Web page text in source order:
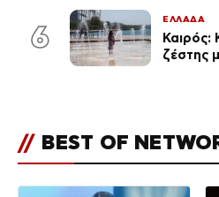
6
ΕΛΛΑΔΑ
Καιρός:
ζέστης
// BEST OF